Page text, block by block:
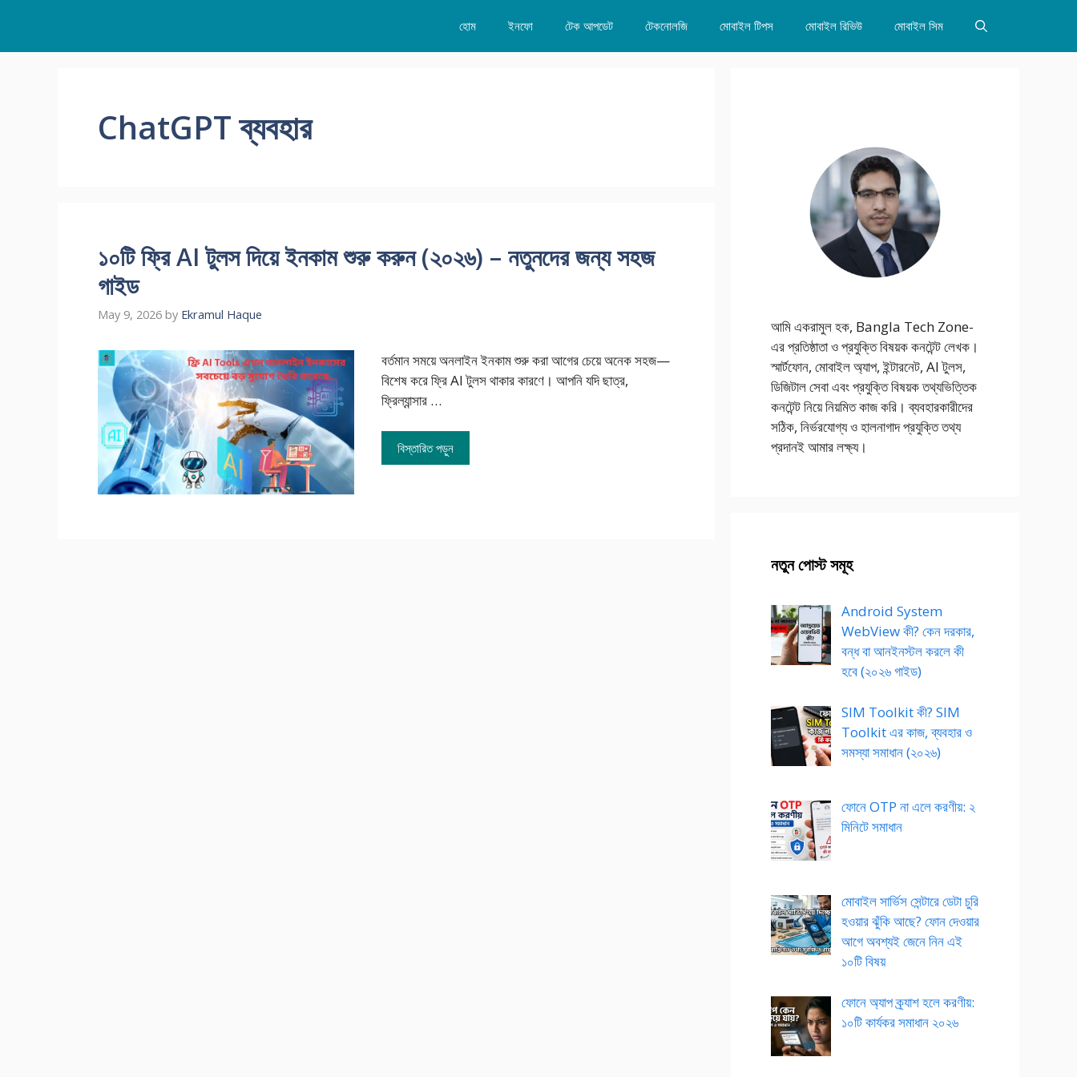
content
হোম ইনফো টেক আপডেট টেকনোলজি মোবাইল টিপস মোবাইল রিভিউ মোবাইল সিম
ChatGPT ব্যবহার
১০টি ফ্রি AI টুলস দিয়ে ইনকাম শুরু করুন (২০২৬) – নতুনদের জন্য সহজ
গাইড
May 9, 2026 by Ekramul Haque
বর্তমান সময়ে অনলাইন ইনকাম শুরু করা আগের চেয়ে অনেক সহজ—
বিশেষ করে ফ্রি AI টুলস থাকার কারণে। আপনি যদি ছাত্র,
ফ্রিল্যান্সার …
বিস্তারিত পড়ুন
আমি একরামুল হক, Bangla Tech Zone-
এর প্রতিষ্ঠাতা ও প্রযুক্তি বিষয়ক কনটেন্ট লেখক।
স্মার্টফোন, মোবাইল অ্যাপ, ইন্টারনেট, AI টুলস,
ডিজিটাল সেবা এবং প্রযুক্তি বিষয়ক তথ্যভিত্তিক
কনটেন্ট নিয়ে নিয়মিত কাজ করি। ব্যবহারকারীদের
সঠিক, নির্ভরযোগ্য ও হালনাগাদ প্রযুক্তি তথ্য
প্রদানই আমার লক্ষ্য।
নতুন পোস্ট সমূহ
Android System
WebView কী? কেন দরকার,
বন্ধ বা আনইনস্টল করলে কী
হবে (২০২৬ গাইড)
SIM Toolkit কী? SIM
Toolkit এর কাজ, ব্যবহার ও
সমস্যা সমাধান (২০২৬)
ফোনে OTP না এলে করণীয়: ২
মিনিটে সমাধান
মোবাইল সার্ভিস সেন্টারে ডেটা চুরি
হওয়ার ঝুঁকি আছে? ফোন দেওয়ার
আগে অবশ্যই জেনে নিন এই
১০টি বিষয়
ফোনে অ্যাপ ক্র্যাশ হলে করণীয়:
১০টি কার্যকর সমাধান ২০২৬